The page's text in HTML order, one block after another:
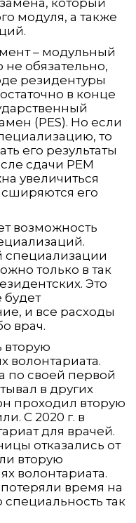
модуля, а также
– модульный
не обязательно,
резидентуры
в конце
(PES). Но если
то
его результаты
сдачи PEM
увеличиться
его
возможность
специализации
только в так
Это
будет
и все расходы
врач.
вторую
волонтариата.
по своей первой
в других
проходил вторую
С 2020 г. в
для врачей.
отказались от
вторую
волонтариата.
время на
так